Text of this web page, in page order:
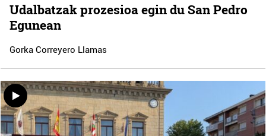
Udalbatzak prozesioa egin du San Pedro
Egunean
Gorka Correyero Llamas